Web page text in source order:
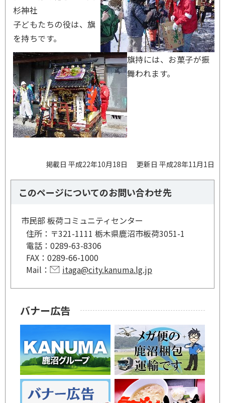
杉神社
子どもたちの役は、旗
を持ちです。
旗持には、お菓子が振
舞われます。
掲載日 平成22年10月18日 更新日 平成28年11月1日
このページについてのお問い合わせ先
市民部 板荷コミュニティセンター
住所： 〒321-1111 栃木県鹿沼市板荷3051-1
電話： 0289-63-8306
FAX： 0289-66-1000
Mail：
itaga@city.kanuma.lg.jp
バナー広告